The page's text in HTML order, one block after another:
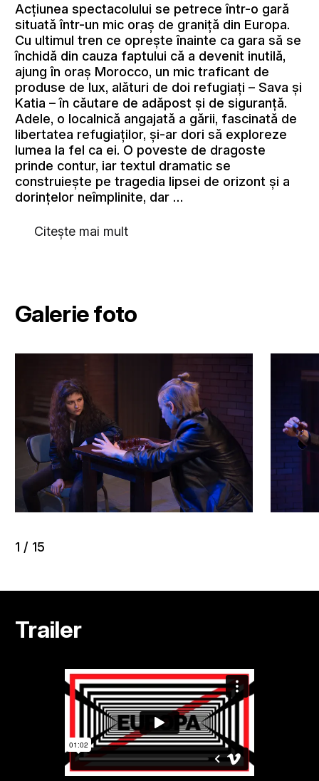
Acțiunea spectacolului se petrece într-o gară
situată într-un mic oraș de graniță din Europa.
Cu ultimul tren ce oprește înainte ca gara să se
închidă din cauza faptului că a devenit inutilă,
ajung în oraș Morocco, un mic traficant de
produse de lux, alături de doi refugiați – Sava și
Katia – în căutare de adăpost și de siguranță.
Adele, o localnică angajată a gării, fascinată de
libertatea refugiaților, și-ar dori să exploreze
lumea la fel ca ei. O poveste de dragoste
prinde contur, iar textul dramatic se
construiește pe tragedia lipsei de orizont și a
dorințelor neîmplinite, dar …
Citește mai mult
Galerie foto
1 / 15
Trailer